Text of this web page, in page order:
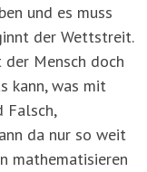
und es muss
der Wettstreit.
Mensch doch
kann, was mit
Falsch,
da nur so weit
mathematisieren